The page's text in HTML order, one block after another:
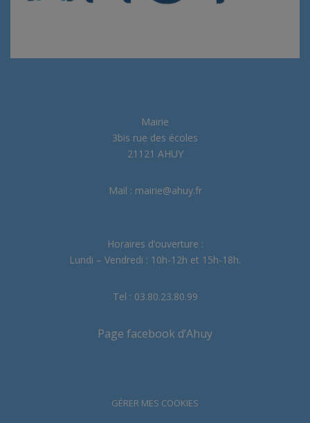
Mairie
3bis rue des écoles
21121 AHUY
Mail : mairie@ahuy.fr
Horaires d’ouverture :
Lundi – Vendredi : 10h-12h et 15h-18h.
Tel : 03.80.23.80.99
Page facebook d’Ahuy
GÉRER MES COOKIES